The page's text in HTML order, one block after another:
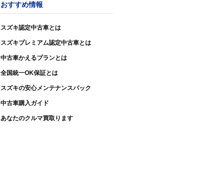
おすすめ情報
スズキ認定中古車とは
スズキプレミアム認定中古車とは
中古車かえるプランとは
全国統一OK保証とは
スズキの安心メンテナンスパック
中古車購入ガイド
あなたのクルマ買取ります